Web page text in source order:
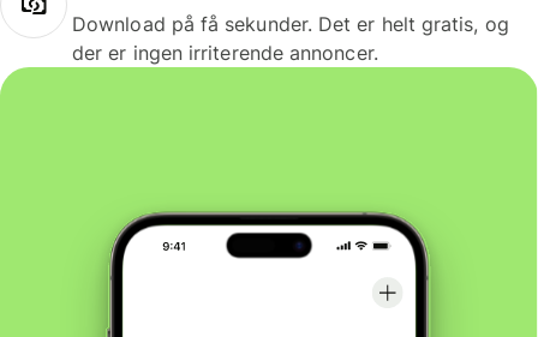
Download på få sekunder. Det er helt gratis, og
der er ingen irriterende annoncer.